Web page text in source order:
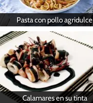
Pasta con pollo agridulce
Calamares en su tinta